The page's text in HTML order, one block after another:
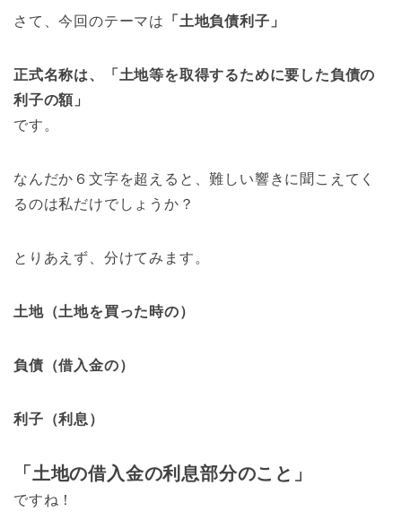
さて、今回のテーマは 「土地負債利子」
正式名称は、「土地等を取得するために要した負債の
利子の額」
です。
なんだか６文字を超えると、難しい響きに聞こえてく
るのは私だけでしょうか？
とりあえず、分けてみます。
土地（土地を買った時の）
負債（借入金の）
利子（利息）
「土地の借入金の利息部分のこと」
ですね！